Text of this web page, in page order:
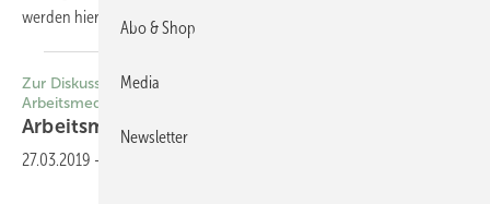
werden hier dargestellt. Albert
Zur Diskussion gestellt | Zum Beitrag von Stephan Letzel in ASU
Arbeitsmed Sozialmed Umweltmed 2019; 54: 157–161
Arbeitsmedizinische
27.03.2019 -
Abo & Shop
Media
Newsletter